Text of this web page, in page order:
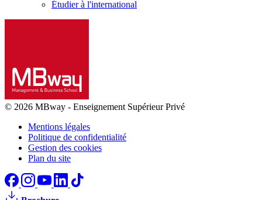
Étudier à l'international
© 2026 MBway - Enseignement Supérieur Privé
Mentions légales
Politique de confidentialité
Gestion des cookies
Plan du site